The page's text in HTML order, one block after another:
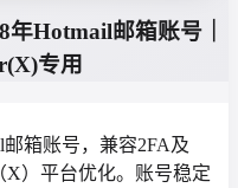
年Hotmail邮箱账号｜
专用
邮箱账号，兼容2FA及
X）平台优化。账号稳定